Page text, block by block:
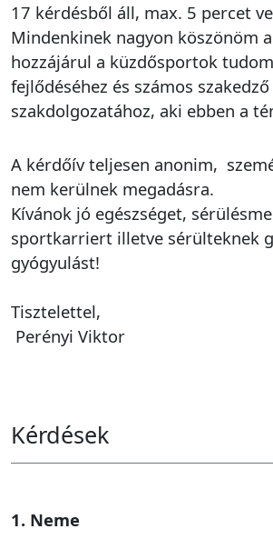
17 kérdésből áll, max. 5 percet
Mindenkinek nagyon köszönöm
hozzájárul a küzdősportok
fejlődéséhez és számos szakedző
szakdolgozatához, aki ebben a
A kérdőív teljesen anonim,
nem kerülnek megadásra.
Kívánok jó egészséget,
sportkarriert illetve sérülteknek
gyógyulást!
Tisztelettel,
Perényi Viktor
Kérdések
1. Neme